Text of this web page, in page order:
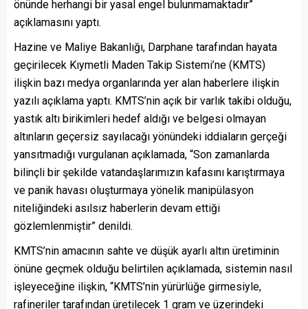
önünde herhangi bir yasal engel bulunmamaktadır”
açıklamasını yaptı.
Hazine ve Maliye Bakanlığı, Darphane tarafından hayata
geçirilecek Kıymetli Maden Takip Sistemi’ne (KMTS)
ilişkin bazı medya organlarında yer alan haberlere ilişkin
yazılı açıklama yaptı. KMTS’nin açık bir varlık takibi olduğu,
yastık altı birikimleri hedef aldığı ve belgesi olmayan
altınların geçersiz sayılacağı yönündeki iddiaların gerçeği
yansıtmadığı vurgulanan açıklamada, “Son zamanlarda
bilinçli bir şekilde vatandaşlarımızın kafasını karıştırmaya
ve panik havası oluşturmaya yönelik manipülasyon
niteliğindeki asılsız haberlerin devam ettiği
gözlemlenmiştir” denildi.
KMTS’nin amacının sahte ve düşük ayarlı altın üretiminin
önüne geçmek olduğu belirtilen açıklamada, sistemin nasıl
işleyeceğine ilişkin, “KMTS’nin yürürlüğe girmesiyle,
rafineriler tarafından üretilecek 1 gram ve üzerindeki